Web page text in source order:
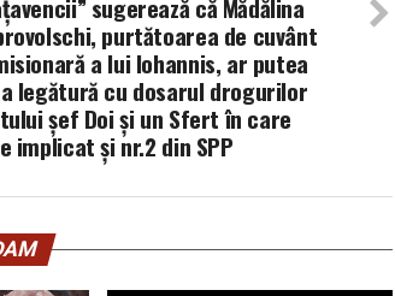
sugerează că Mădălina
purtătoarea de cuvânt
a lui Iohannis, ar putea
legătură cu dosarul drogurilor
șef Doi și un Sfert în care
implicat și nr.2 din SPP